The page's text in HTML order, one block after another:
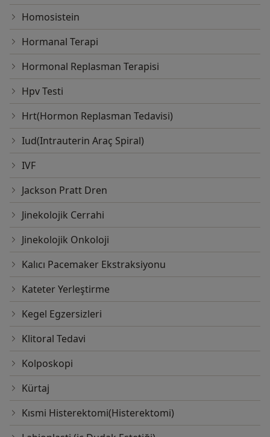
Homosistein
Hormanal Terapi
Hormonal Replasman Terapisi
Hpv Testi
Hrt(Hormon Replasman Tedavisi)
Iud(Intrauterin Araç Spiral)
IVF
Jackson Pratt Dren
Jinekolojik Cerrahi
Jinekolojik Onkoloji
Kalıcı Pacemaker Ekstraksiyonu
Kateter Yerleştirme
Kegel Egzersizleri
Klitoral Tedavi
Kolposkopi
Kürtaj
Kısmi Histerektomi(Histerektomi)